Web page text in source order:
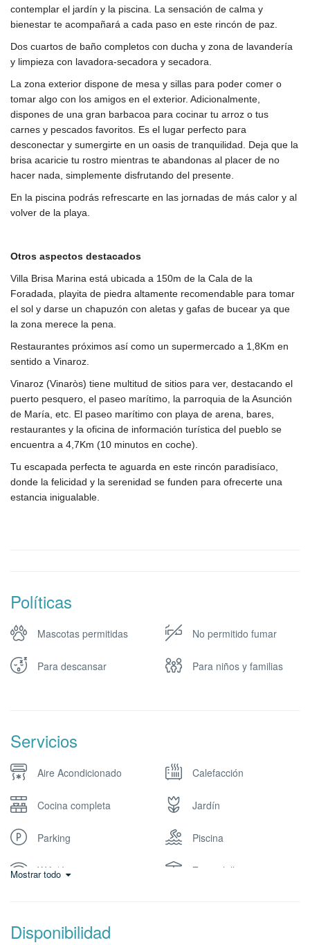
contemplar el jardín y la piscina. La sensación de calma y
bienestar te acompañará a cada paso en este rincón de paz.
Dos cuartos de baño completos con ducha y zona de lavandería
y limpieza con lavadora-secadora y secadora.
La zona exterior dispone de mesa y sillas para poder comer o
tomar algo con los amigos en el exterior. Adicionalmente,
dispones de una gran barbacoa para cocinar tu arroz o tus
carnes y pescados favoritos. Es el lugar perfecto para
desconectar y sumergirte en un oasis de tranquilidad. Deja que la
brisa acaricie tu rostro mientras te abandonas al placer de no
hacer nada, simplemente disfrutando del presente.
En la piscina podrás refrescarte en las jornadas de más calor y al
volver de la playa.
Otros aspectos destacados
Villa Brisa Marina está ubicada a 150m de la Cala de la
Foradada, playita de piedra altamente recomendable para tomar
el sol y darse un chapuzón con aletas y gafas de bucear ya que
la zona merece la pena.
Restaurantes próximos así como un supermercado a 1,8Km en
sentido a Vinaroz.
Vinaroz (Vinaròs) tiene multitud de sitios para ver, destacando el
puerto pesquero, el paseo marítimo, la parroquia de la Asunción
de María, etc. El paseo marítimo con playa de arena, bares,
restaurantes y la oficina de información turística del pueblo se
encuentra a 4,7Km (10 minutos en coche).
Tu escapada perfecta te aguarda en este rincón paradisíaco,
donde la felicidad y la serenidad se funden para ofrecerte una
estancia inigualable.
Políticas
Mascotas permitidas No permitido fumar
Para descansar Para niños y familias
Servicios
Aire Acondicionado Calefacción
Cocina completa Jardín
Parking Piscina
Wifi / Internet Zona chill out
Mostrar todo
Disponibilidad